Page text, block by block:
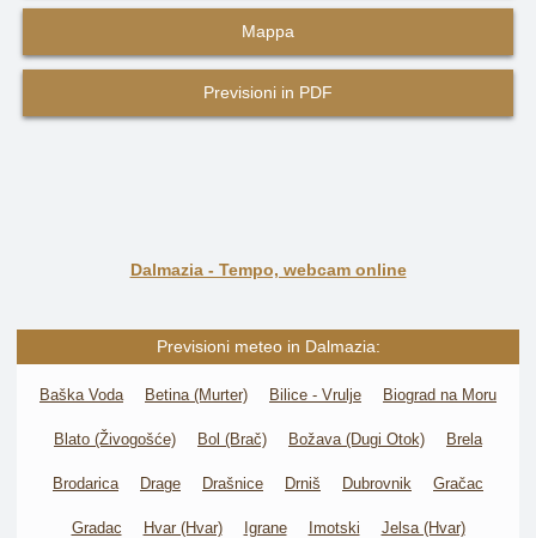
Mappa
Previsioni in PDF
Dalmazia - Tempo, webcam online
Previsioni meteo in Dalmazia:
Baška Voda Betina (Murter) Bilice - Vrulje Biograd na Moru
Blato (Živogošće) Bol (Brač) Božava (Dugi Otok) Brela
Brodarica Drage Drašnice Drniš Dubrovnik Gračac
Gradac Hvar (Hvar) Igrane Imotski Jelsa (Hvar)